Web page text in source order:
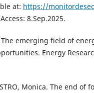
at: https://
8.Sep.2025.
The emerging field of
Energy
Monica. The end of